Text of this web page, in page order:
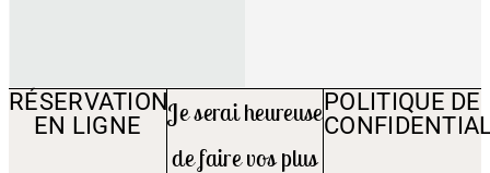
RÉSERVATION
EN LIGNE
Je serai heureuse
de faire vos plus
POLITIQUE DE